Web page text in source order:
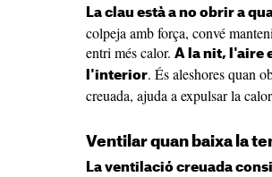
La clau està a no obrir a
colpeja amb força, convé
entri més calor. A la nit, l'aire
l'interior. És aleshores quan
creuada, ajuda a expulsar la
Ventilar quan baixa la
La ventilació creuada